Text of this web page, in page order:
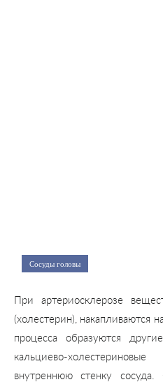
Сосуды головы
При артериосклерозе
(холестерин), накапливаются
процесса образуются
кальциево-
внутреннюю стенку